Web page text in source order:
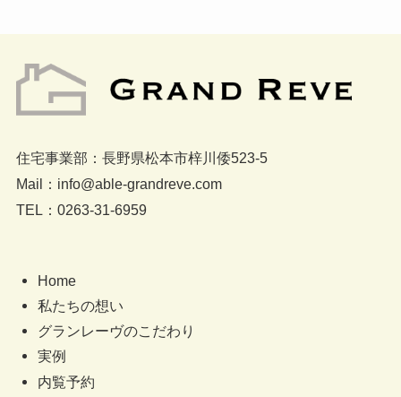
住宅事業部：長野県松本市梓川倭523-5
Mail：info@able-grandreve.com
TEL：0263-31-6959
Home
私たちの想い
グランレーヴのこだわり
実例
内覧予約